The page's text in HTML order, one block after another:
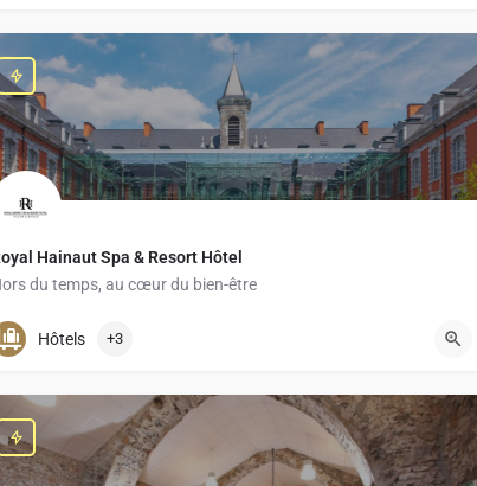
Hainaut Spa & Resort Hôtel
du temps, au cœur du bien-être
03 27 34 98 43
Hôtels +3